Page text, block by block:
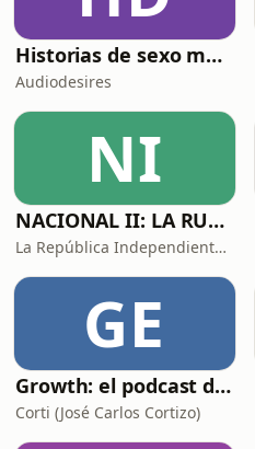
Historias de sexo muy intensas y calientes
Audiodesires
NI
NACIONAL II: LA RUTA DEL EXILIO
La República Independiente de la Radio
GE
Growth: el podcast de Product Hackers 🚀
Corti (José Carlos Cortizo)